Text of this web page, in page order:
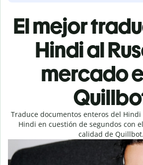
El mejor
Hindi al
mercado
Traduce documentos enteros del Hindi
Hindi en cuestión de segundos con
calidad de Quillbot.